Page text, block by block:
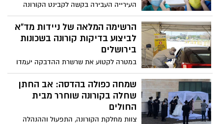
ליאון: "אני מברך על חזרת תלמידי ה'-ו'
והברוכה בהקדם"
העירייה העבירה בקשה לקבינט הקורונה
לחידוש הלימודים בבירה, גם בכיתות ז׳-י׳. על
פי המתווה: כל התלמידים יתבקשו לעבור
בדיקות פעמיים בשבוע
הרשימה המלאה של ניידות מד"א
לביצוע בדיקות קורונה בשכונות
בירושלים
במטרה לקטוע את שרשרת ההדבקה יעמדו
גם בשבוע הקרוב לרשות הציבור ניידות מד"א
במספר מוקדים בירושלים. לציין כי הבדיקות
נערכות ללא צורך בהפניה וללא תשלום
שמחה כפולה בהדסה: אב החתן
שחלה בקורונה שוחרר מבית
החולים
צוות מחלקת הקורונה, התפעול וההנהלה